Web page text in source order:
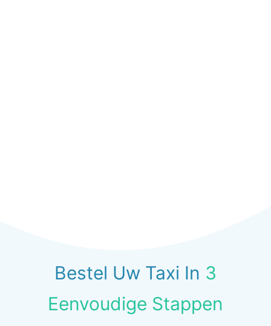
Bestel Uw Taxi In 3
Eenvoudige Stappen